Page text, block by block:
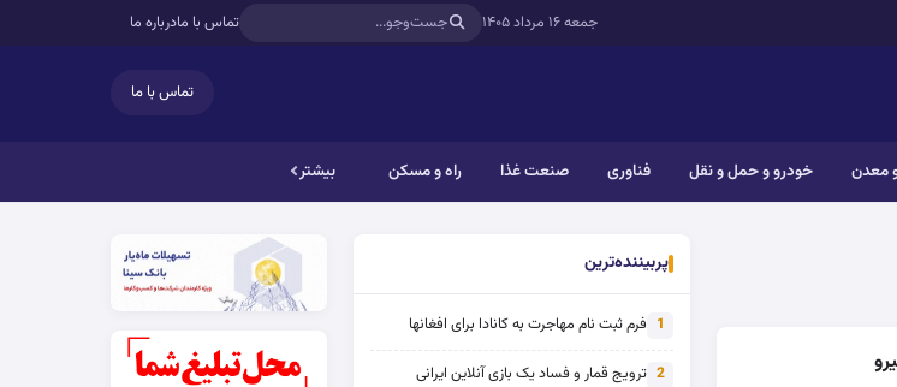
جمعه ۱۶ مرداد ۱۴۰۵ تماس با مادرباره ما
تماس با ما
معدن خودرو و حمل و نقل فناوری صنعت غذا راه و مسکن بیشتر
پربیننده‌ترین
1 فرم ثبت نام مهاجرت به کانادا برای افغانها
2 ترویج قمار و فساد یک بازی آنلاین ایرانی